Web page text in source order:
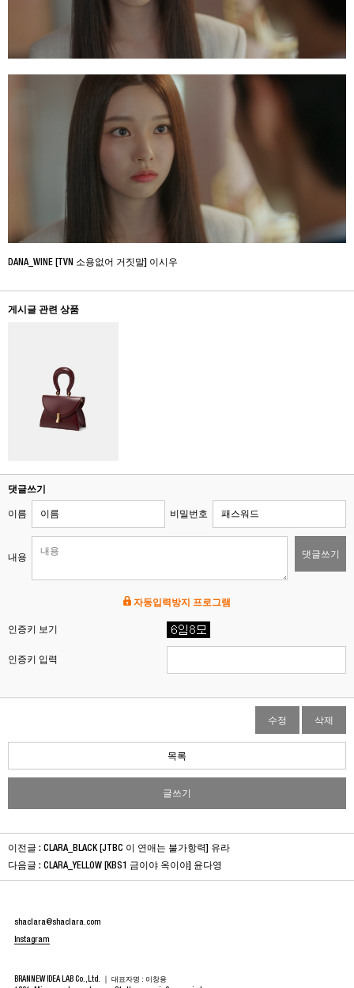
DANA_WINE [TVN 소용없어 거짓말] 이시우
게시글 관련 상품
댓글쓰기
이름 비밀번호
내용 댓글쓰기
자동입력방지 프로그램
인증키 보기
인증키 입력
수정 삭제
목록
글쓰기
이전글 : CLARA_BLACK [JTBC 이 연애는 불가항력] 유라
다음글 : CLARA_YELLOW [KBS1 금이야 옥이야] 윤다영
shaclara@shaclara.com
Instagram
BRANNEW IDEA LAB Co.,Ltd. ｜ 대표자명 : 이창용